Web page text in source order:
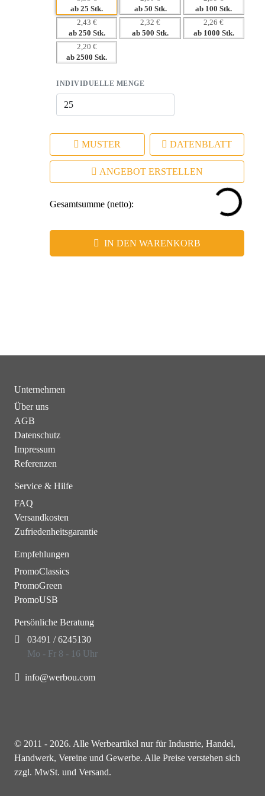
ab 25 Stk. ab 50 Stk. ab 100 Stk.
2,43 €
ab 250 Stk.
2,32 €
ab 500 Stk.
2,26 €
ab 1000 Stk.
2,20 €
ab 2500 Stk.
INDIVIDUELLE MENGE
MUSTER DATENBLATT
ANGEBOT ERSTELLEN
Gesamtsumme (netto):
IN DEN WARENKORB
Unternehmen
Über uns
AGB
Datenschutz
Impressum
Referenzen
Service & Hilfe
FAQ
Versandkosten
Zufriedenheitsgarantie
Empfehlungen
PromoClassics
PromoGreen
PromoUSB
Persönliche Beratung
03491 / 6245130
Mo - Fr 8 - 16 Uhr
info@werbou.com
© 2011 - 2026. Alle Werbeartikel nur für Industrie, Handel,
Handwerk, Vereine und Gewerbe. Alle Preise verstehen sich
zzgl. MwSt. und Versand.